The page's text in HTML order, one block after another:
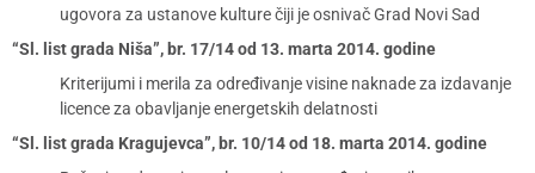
ugovora za ustanove kulture čiji je osnivač Grad Novi Sad
“Sl. list grada Niša”, br. 17/14 od 13. marta 2014. godine
Kriterijumi i merila za određivanje visine naknade za izdavanje
licence za obavljanje energetskih delatnosti
“Sl. list grada Kragujevca”, br. 10/14 od 18. marta 2014. godine